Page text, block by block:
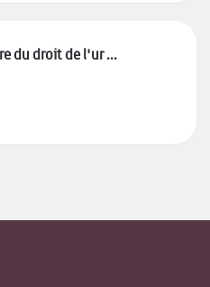
du droit de l'ur ...